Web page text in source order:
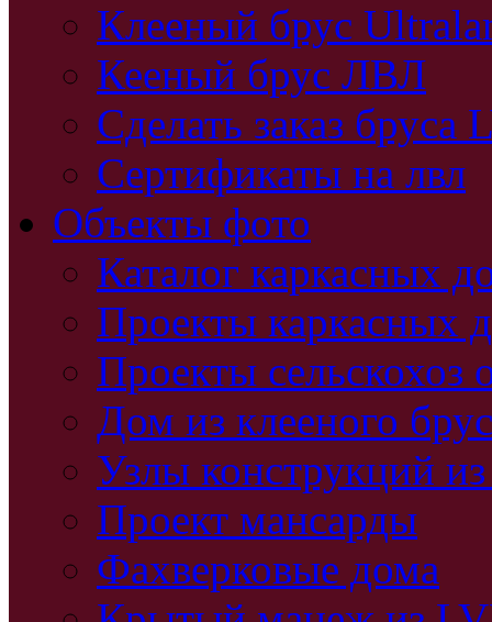
Клееный брус
Кееный брус ЛВЛ
Сделать заказ бруса
Сертификаты на лвл
Объекты фото
Каталог каркасных
Проекты каркасных
Проекты сельскохоз
Дом из клееного
Узлы конструкций
Проект мансарды
Фахверковые дома